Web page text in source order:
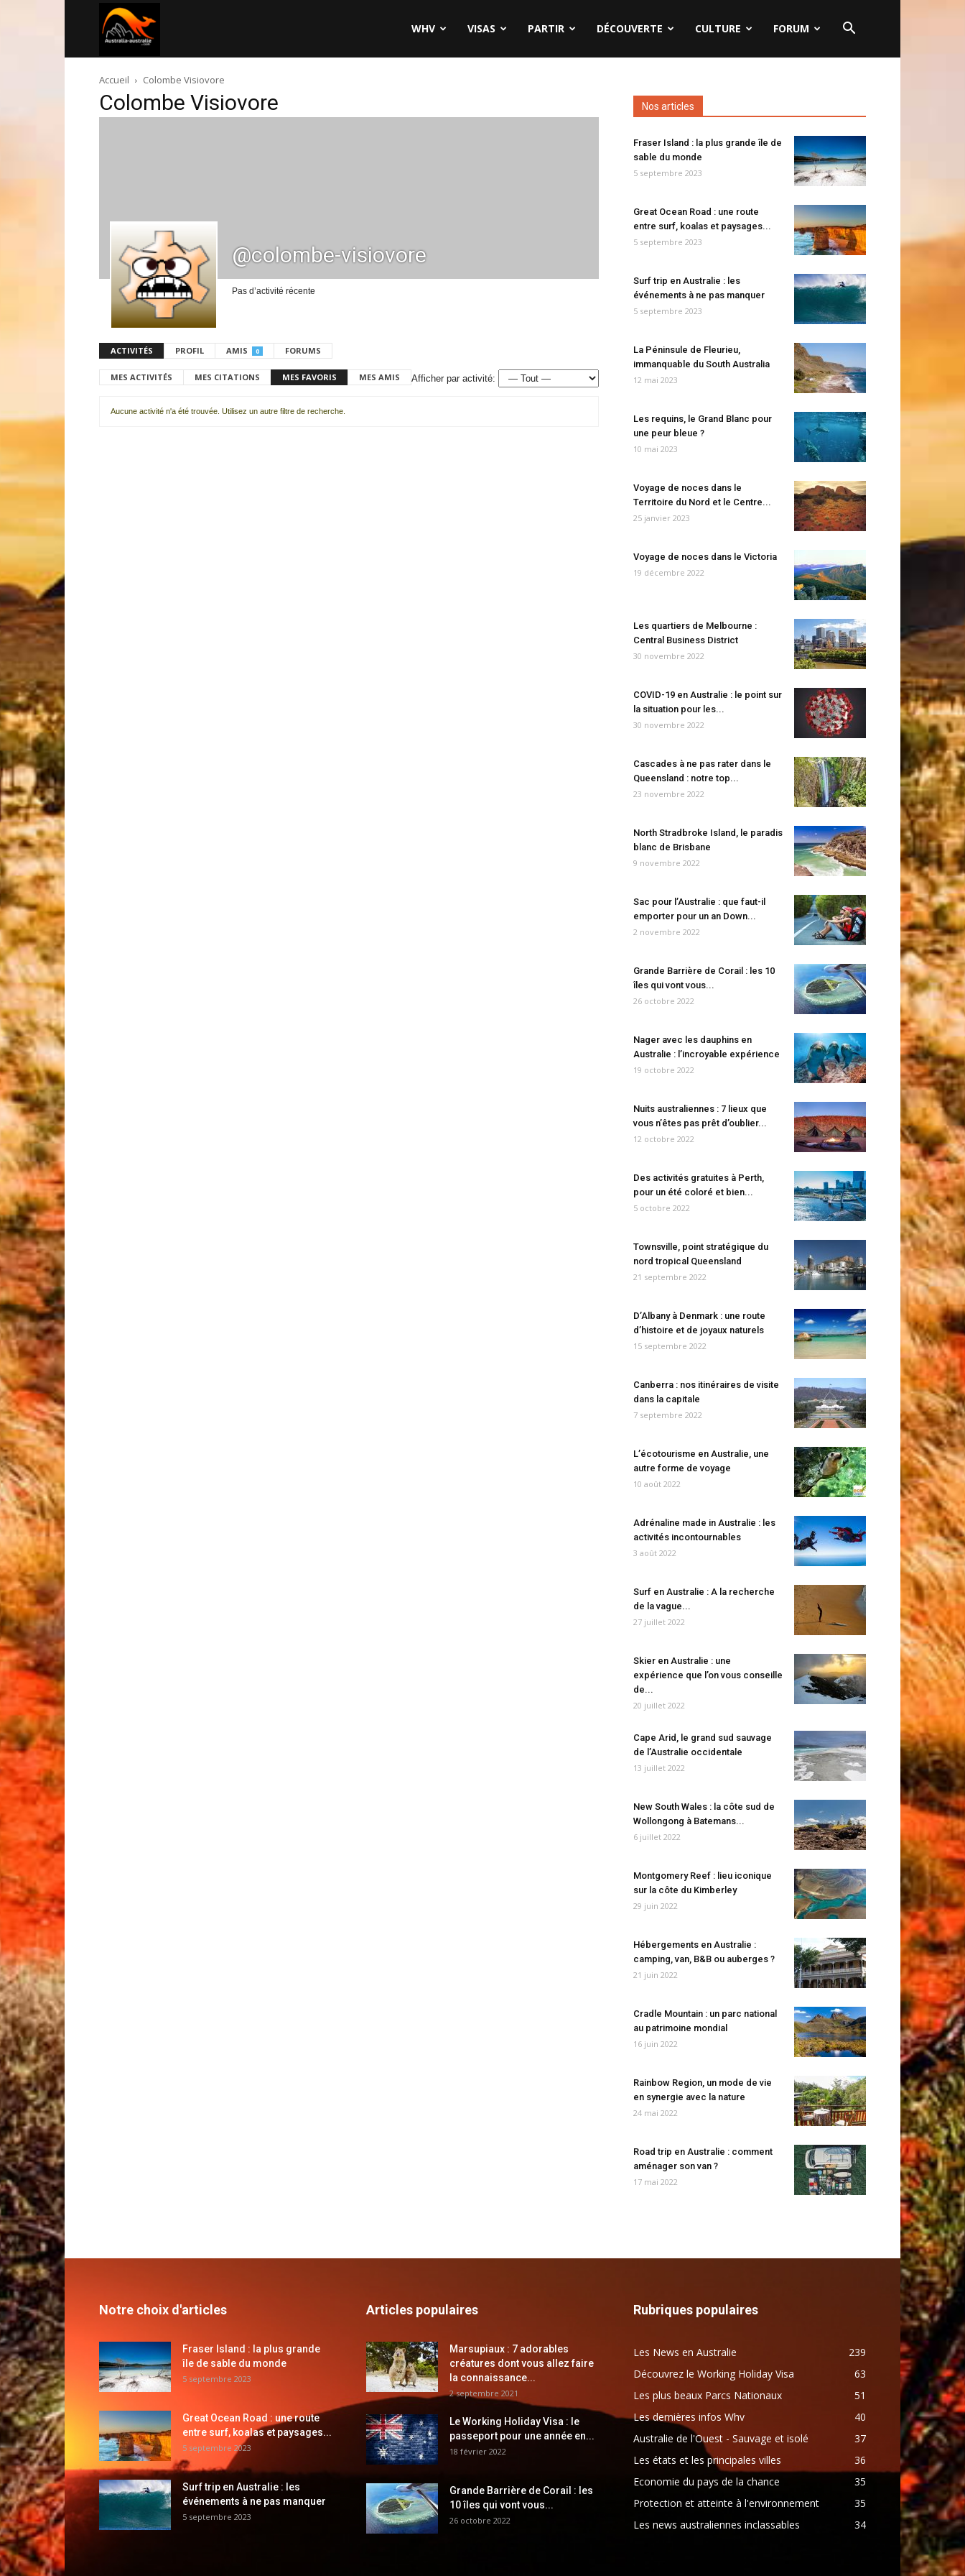
australie.com
WHV VISAS PARTIR DÉCOUVERTE CULTURE FORUM
Accueil Colombe Visiovore
Colombe Visiovore
@colombe-visiovore
Pas d’activité récente
ACTIVITÉS PROFIL AMIS 0 FORUMS
MES ACTIVITÉS MES CITATIONS MES FAVORIS MES AMIS Afficher par activité:
Aucune activité n'a été trouvée. Utilisez un autre filtre de recherche.
Nos articles
Fraser Island : la plus grande île de
sable du monde
5 septembre 2023
Great Ocean Road : une route
entre surf, koalas et paysages...
5 septembre 2023
Surf trip en Australie : les
événements à ne pas manquer
5 septembre 2023
La Péninsule de Fleurieu,
immanquable du South Australia
12 mai 2023
Les requins, le Grand Blanc pour
une peur bleue ?
10 mai 2023
Voyage de noces dans le
Territoire du Nord et le Centre...
25 janvier 2023
Voyage de noces dans le Victoria
19 décembre 2022
Les quartiers de Melbourne :
Central Business District
30 novembre 2022
COVID-19 en Australie : le point sur
la situation pour les...
30 novembre 2022
Cascades à ne pas rater dans le
Queensland : notre top...
23 novembre 2022
North Stradbroke Island, le paradis
blanc de Brisbane
9 novembre 2022
Sac pour l’Australie : que faut-il
emporter pour un an Down...
2 novembre 2022
Grande Barrière de Corail : les 10
îles qui vont vous...
26 octobre 2022
Nager avec les dauphins en
Australie : l’incroyable expérience
19 octobre 2022
Nuits australiennes : 7 lieux que
vous n’êtes pas prêt d’oublier...
12 octobre 2022
Des activités gratuites à Perth,
pour un été coloré et bien...
5 octobre 2022
Townsville, point stratégique du
nord tropical Queensland
21 septembre 2022
D’Albany à Denmark : une route
d’histoire et de joyaux naturels
15 septembre 2022
Canberra : nos itinéraires de visite
dans la capitale
7 septembre 2022
L’écotourisme en Australie, une
autre forme de voyage
10 août 2022
Adrénaline made in Australie : les
activités incontournables
3 août 2022
Surf en Australie : A la recherche
de la vague...
27 juillet 2022
Skier en Australie : une
expérience que l’on vous conseille
de...
20 juillet 2022
Cape Arid, le grand sud sauvage
de l’Australie occidentale
13 juillet 2022
New South Wales : la côte sud de
Wollongong à Batemans...
6 juillet 2022
Montgomery Reef : lieu iconique
sur la côte du Kimberley
29 juin 2022
Hébergements en Australie :
camping, van, B&B ou auberges ?
21 juin 2022
Cradle Mountain : un parc national
au patrimoine mondial
16 juin 2022
Rainbow Region, un mode de vie
en synergie avec la nature
24 mai 2022
Road trip en Australie : comment
aménager son van ?
17 mai 2022
Notre choix d'articles
Fraser Island : la plus grande
île de sable du monde
5 septembre 2023
Great Ocean Road : une route
entre surf, koalas et paysages...
5 septembre 2023
Surf trip en Australie : les
événements à ne pas manquer
5 septembre 2023
Articles populaires
Marsupiaux : 7 adorables
créatures dont vous allez faire
la connaissance...
2 septembre 2021
Le Working Holiday Visa : le
passeport pour une année en...
18 février 2022
Grande Barrière de Corail : les
10 îles qui vont vous...
26 octobre 2022
Rubriques populaires
Les News en Australie
239
Découvrez le Working Holiday Visa
63
Les plus beaux Parcs Nationaux
51
Les dernières infos Whv
40
Australie de l'Ouest - Sauvage et isolé
37
Les états et les principales villes
36
Economie du pays de la chance
35
Protection et atteinte à l'environnement
35
Les news australiennes inclassables
34